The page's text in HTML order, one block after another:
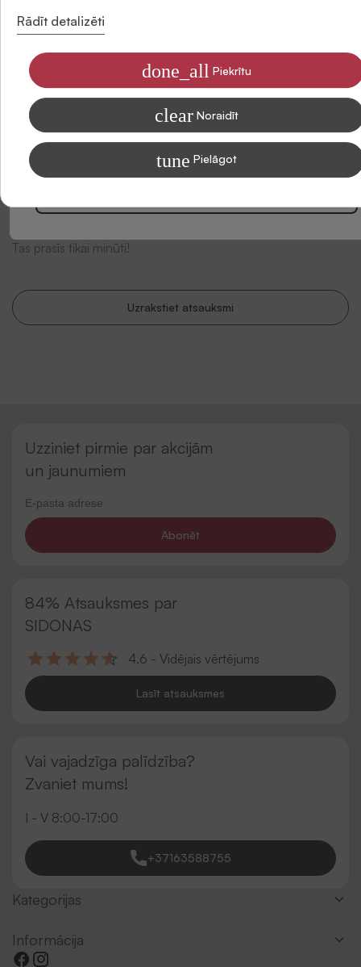
Esiet pirmais, kas sniedz atsauksmi par šo produktu. Jūsu
pieņemt lēmumu.
Tas prasīs tikai minūti!
Uzrakstiet atsauksmi
Uzziniet pirmie par akcijām
un jaunumiem
Abonēt
84% Atsauksmes par
SIDONAS
4.6 - Vidējais vērtējums
Lasīt atsauksmes
Vai vajadzīga palīdzība?
Zvaniet mums!
I - V 8:00-17:00
+37163588755
Kategorijas
Informācija
Piekrītu saņemt SIDONAS jaunumus savā e-pastā
Informāciju par to, kā apstrādājam Jūsu datus mārketinga nolūkiem,
lasiet mūsu Privātuma politikā
Rādīt detalizēti
done_all Piekrītu
clear Noraidīt
tune Pielāgot